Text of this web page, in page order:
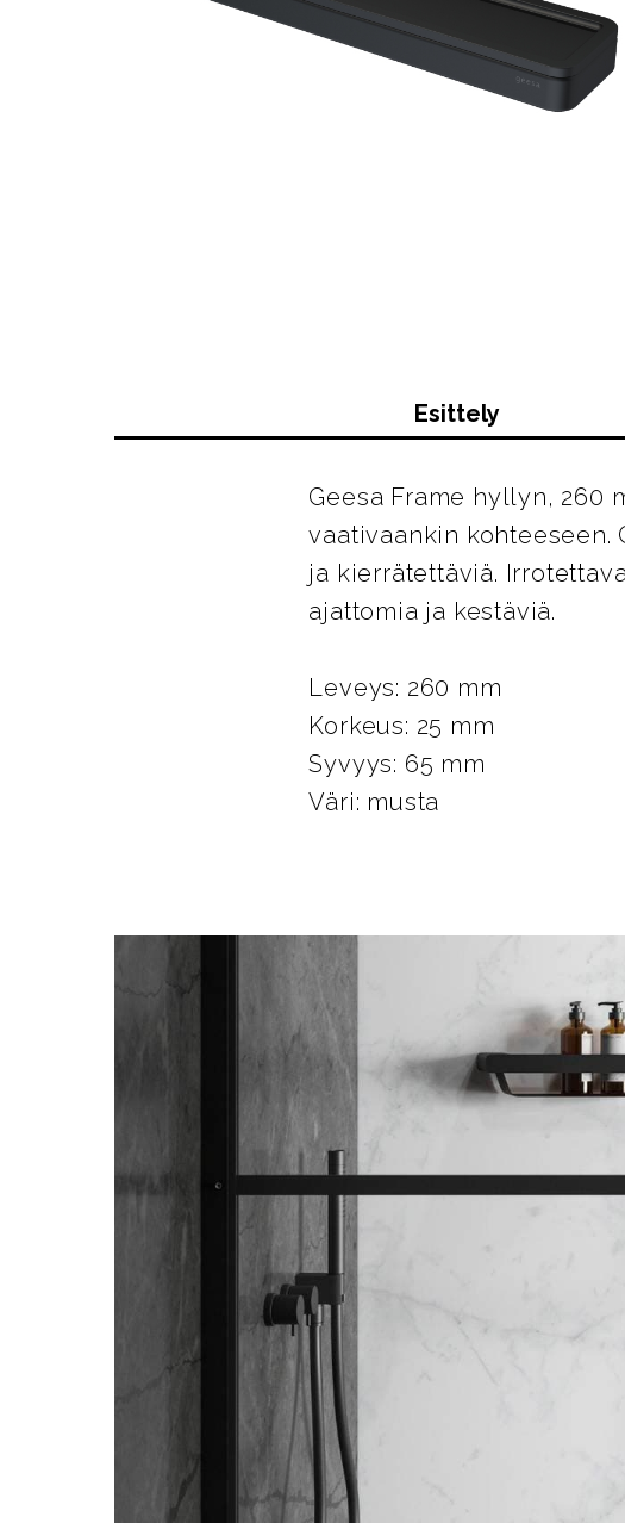
Esittely
Geesa Frame hyllyn, 260
vaativaankin kohteeseen.
ja kierrätettäviä.
ajattomia ja kestäviä.
Leveys: 260 mm
Korkeus: 25 mm
Syvyys: 65 mm
Väri: musta